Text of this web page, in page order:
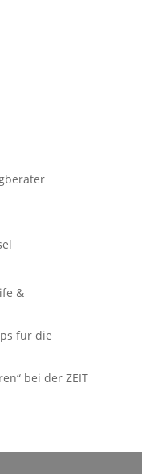
&
für die
bei der ZEIT